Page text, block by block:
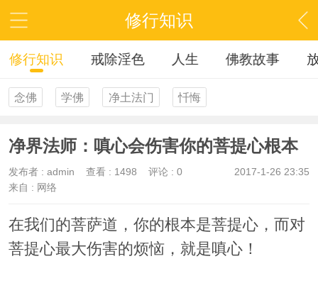
修行知识
修行知识 戒除淫色 人生 佛教故事
念佛 学佛 净土法门 忏悔
净界法师：嗔心会伤害你的菩提心根本
2017-1-26 23:35
发布者 : admin 查看 : 1498
评论 : 0
来自 : 网络
在我们的菩萨道，你的根本是菩提心，而对
菩提心最大伤害的烦恼，就是嗔心！